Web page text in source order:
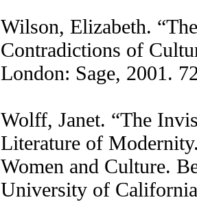
Wilson, Elizabeth.
Contradictions of
London: Sage, 2001.
Wolff, Janet. “The
Literature of
Women and Culture.
University of